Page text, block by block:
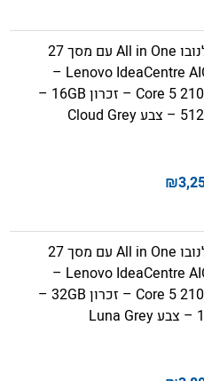
מחשב לנובו All in One עם מסך 27
אינץ Lenovo IdeaCentre AIO i –
מעבד Core 5 210H – זכרון 16GB –
₪
מחשב לנובו All in One עם מסך 27
אינץ Lenovo IdeaCentre AIO i –
מעבד Core 5 210H – זכרון 32GB –